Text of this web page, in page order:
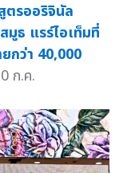
ตรออริจินัล
มูธ แรร์ไอเท็มที่
กว่า 40,000
ก.ค.